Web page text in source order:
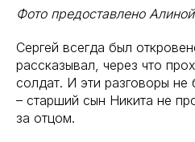
Фото предоставлено
Сергей всегда был
рассказывал, через что
солдат. И эти разговоры
– старший сын Никита не
за отцом.